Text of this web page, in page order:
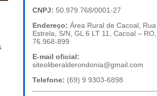
CNPJ: 50.979.768/0001-27
Endereço: Área Rural de Cacoal, Rua
Estrela, S/N, GL 6 LT 11, Cacoal –
76.968-899
E-mail oficial:
siteoliberalderondonia@gmail.com
Telefone: (69) 9 9303-6898